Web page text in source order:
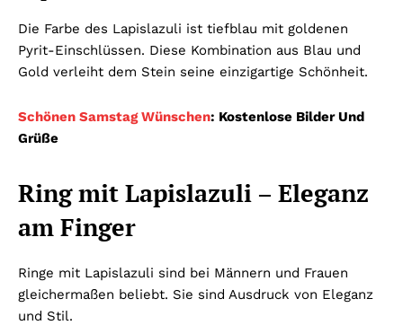
Die Farbe des Lapislazuli ist tiefblau mit goldenen
Pyrit-Einschlüssen. Diese Kombination aus Blau und
Gold verleiht dem Stein seine einzigartige Schönheit.
Schönen Samstag Wünschen: Kostenlose Bilder Und
Grüße
Ring mit Lapislazuli – Eleganz
am Finger
Ringe mit Lapislazuli sind bei Männern und Frauen
gleichermaßen beliebt. Sie sind Ausdruck von Eleganz
und Stil.